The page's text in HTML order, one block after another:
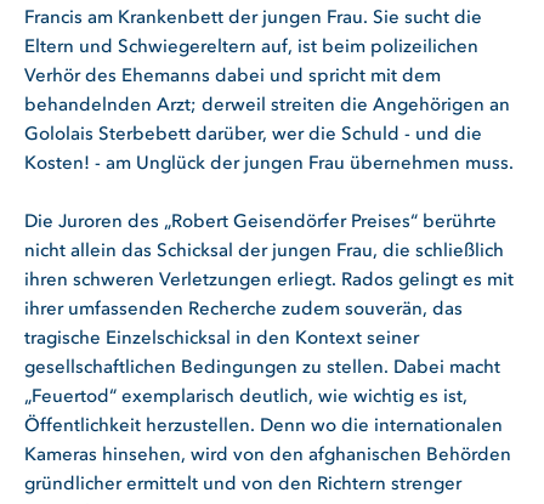
Francis am Krankenbett der jungen Frau. Sie sucht die
Eltern und Schwiegereltern auf, ist beim polizeilichen
Verhör des Ehemanns dabei und spricht mit dem
behandelnden Arzt; derweil streiten die Angehörigen an
Gololais Sterbebett darüber, wer die Schuld - und die
Kosten! - am Unglück der jungen Frau übernehmen muss.
Die Juroren des „Robert Geisendörfer Preises“ berührte
nicht allein das Schicksal der jungen Frau, die schließlich
ihren schweren Verletzungen erliegt. Rados gelingt es mit
ihrer umfassenden Recherche zudem souverän, das
tragische Einzelschicksal in den Kontext seiner
gesellschaftlichen Bedingungen zu stellen. Dabei macht
„Feuertod“ exemplarisch deutlich, wie wichtig es ist,
Öffentlichkeit herzustellen. Denn wo die internationalen
Kameras hinsehen, wird von den afghanischen Behörden
gründlicher ermittelt und von den Richtern strenger